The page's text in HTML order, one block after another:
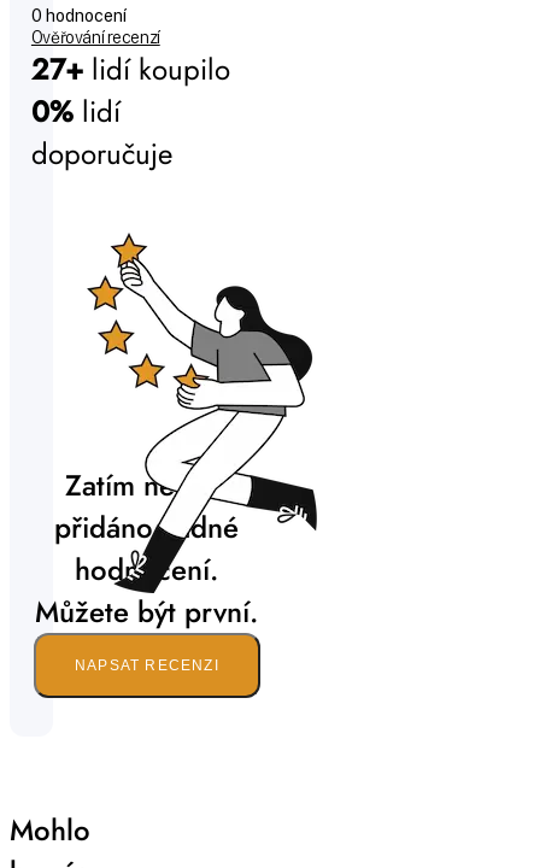
0 hodnocení
Ověřování recenzí
27+ lidí koupilo
0% lidí
doporučuje
Zatím nebylo
přidáno žádné
hodnocení.
Můžete být první.
NAPSAT RECENZI
Mohlo